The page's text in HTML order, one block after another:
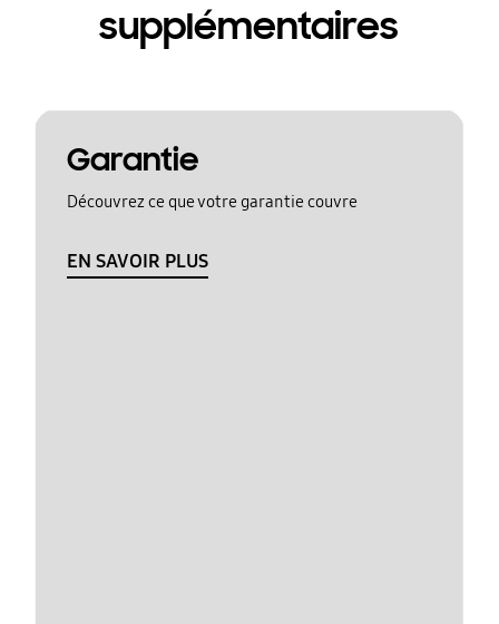
supplémentaires
Garantie
Découvrez ce que votre garantie couvre
EN SAVOIR PLUS